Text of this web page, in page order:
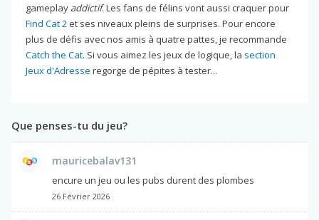
gameplay addictif. Les fans de félins vont aussi craquer pour
Find Cat 2 et ses niveaux pleins de surprises. Pour encore
plus de défis avec nos amis à quatre pattes, je recommande
Catch the Cat. Si vous aimez les jeux de logique, la section
Jeux d'Adresse regorge de pépites à tester...
Que penses-tu du jeu?
mauricebalav131
encure un jeu ou les pubs durent des plombes
26 Février 2026